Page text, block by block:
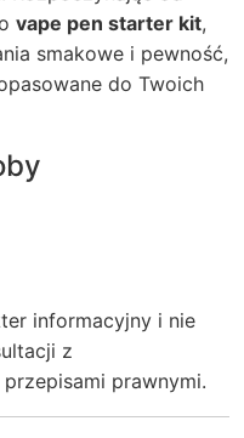
vape pen starter kit,
smakowe i pewność,
do Twoich
informacyjny i nie
z
prawnymi.